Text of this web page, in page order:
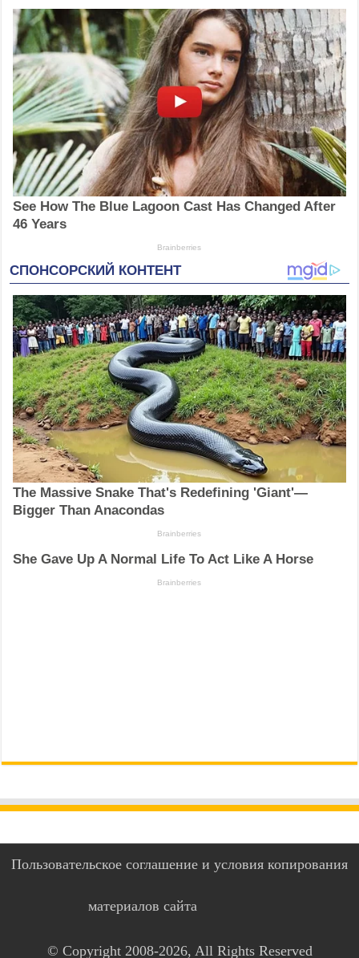
Пользовательское соглашение и условия копирования
материалов сайта
© Copyright 2008-2026, All Rights Reserved